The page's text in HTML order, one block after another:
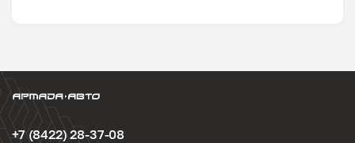
+7 (8422) 28-37-08